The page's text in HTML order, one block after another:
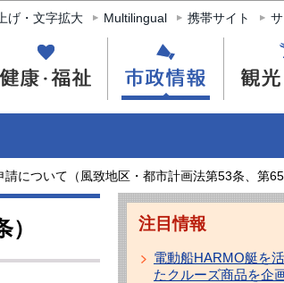
げ・文字拡大 Multilingual 携帯サイト
請について（風致地区・都市計画法第53条、第65
注目情報
電動船HARMO艇を
たクルーズ商品を企